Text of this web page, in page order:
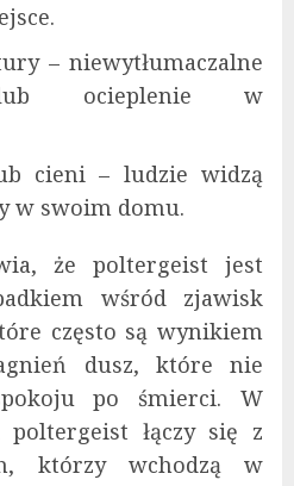
– niewytłumaczalne
lub ocieplenie w
cieni – ludzie widzą
w swoim domu.
że poltergeist jest
wśród zjawisk
często są wynikiem
dusz, które nie
po śmierci. W
łączy się z
którzy wchodzą w